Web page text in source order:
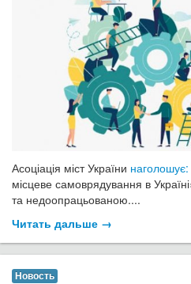
Асоціація міст України наголошує:
місцеве самоврядування в
та недоопрацьованою....
Читать дальше →
Новость